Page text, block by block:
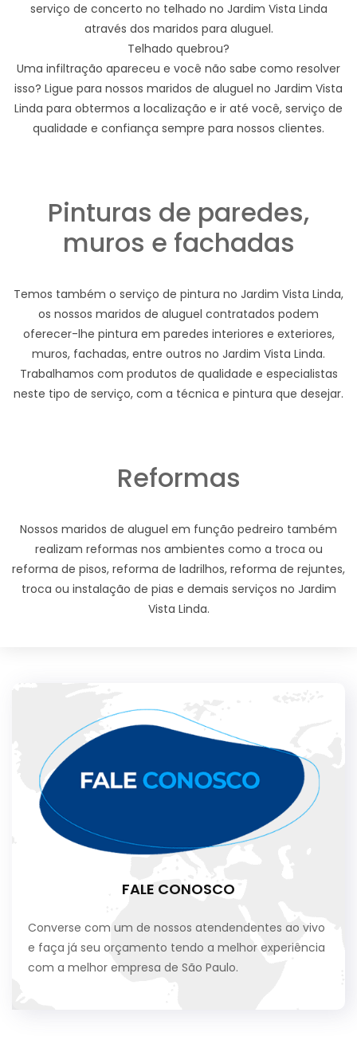
serviço de concerto no telhado no Jardim Vista Linda
através dos maridos para aluguel.
Telhado quebrou?
Uma infiltração apareceu e você não sabe como resolver
isso? Ligue para nossos maridos de aluguel no Jardim Vista
Linda para obtermos a localização e ir até você, serviço de
qualidade e confiança sempre para nossos clientes.
Pinturas de paredes,
muros e fachadas
Temos também o serviço de pintura no Jardim Vista Linda,
os nossos maridos de aluguel contratados podem
oferecer-lhe pintura em paredes interiores e exteriores,
muros, fachadas, entre outros no Jardim Vista Linda.
Trabalhamos com produtos de qualidade e especialistas
neste tipo de serviço, com a técnica e pintura que desejar.
Reformas
Nossos maridos de aluguel em função pedreiro também
realizam reformas nos ambientes como a troca ou
reforma de pisos, reforma de ladrilhos, reforma de rejuntes,
troca ou instalação de pias e demais serviços no Jardim
Vista Linda.
FALE CONOSCO
Converse com um de nossos atendendentes ao vivo
e faça já seu orçamento tendo a melhor experiência
com a melhor empresa de São Paulo.